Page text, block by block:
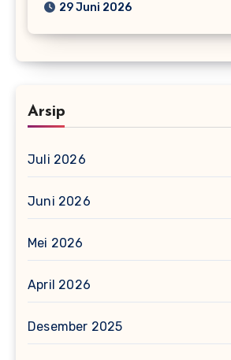
29 Juni 2026
Arsip
Juli 2026
Juni 2026
Mei 2026
April 2026
Desember 2025